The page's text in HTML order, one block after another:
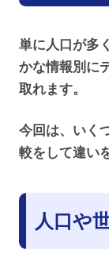
単に人口が多
かな情報別に
取れます。
今回は、いく
較をして違い
人口や